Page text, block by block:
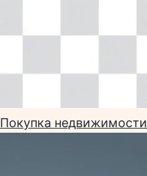
Покупка недвижимости